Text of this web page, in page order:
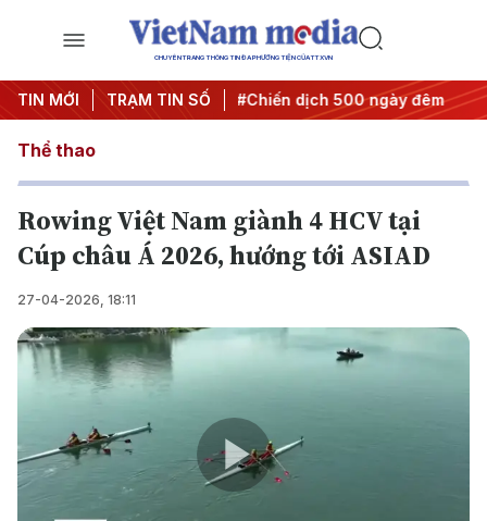
CHUYÊN TRANG THÔNG TIN ĐA PHƯƠNG TIỆN CỦA TTXVN
TIN MỚI TRẠM TIN SỐ
thành hành động #Chiến dịch 500 ngày đêm
Thể thao
Rowing Việt Nam giành 4 HCV tại
Cúp châu Á 2026, hướng tới ASIAD
27-04-2026, 18:11
Play